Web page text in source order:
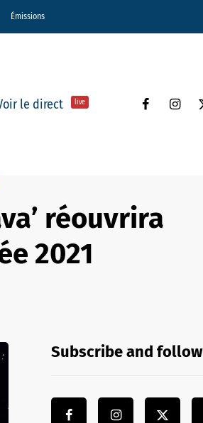
Émissions
le direct live
réouvrira
2021
Subscribe and follow